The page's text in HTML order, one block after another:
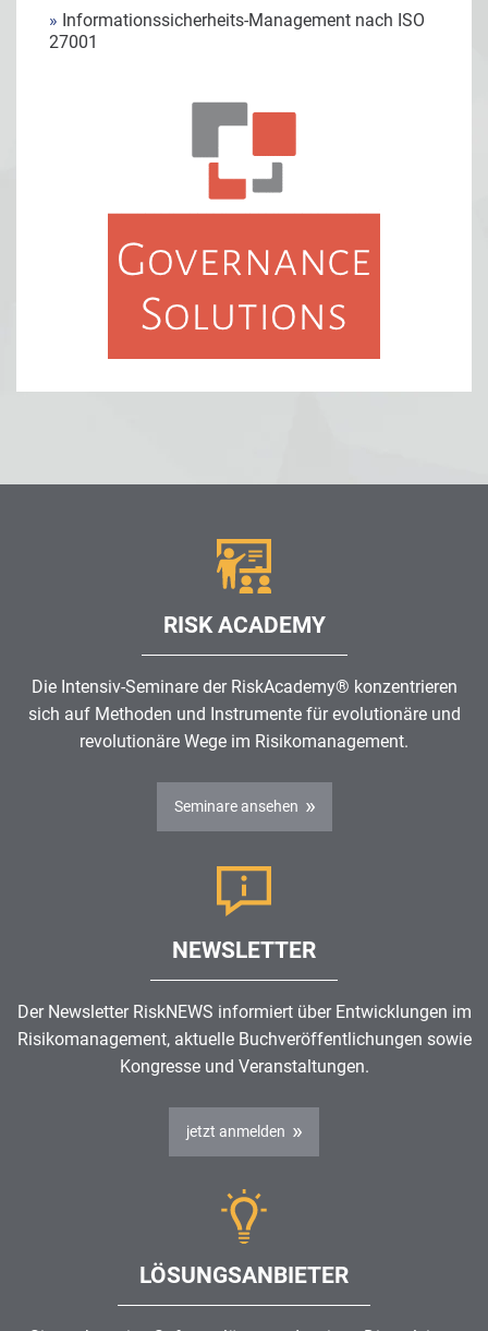
» Informationssicherheits-Management nach ISO
27001
RISK ACADEMY
Die Intensiv-Seminare der RiskAcademy® konzentrieren
sich auf Methoden und Instrumente für evolutionäre und
revolutionäre Wege im Risikomanagement.
Seminare ansehen
NEWSLETTER
Der Newsletter RiskNEWS informiert über Entwicklungen im
Risikomanagement, aktuelle Buchveröffentlichungen sowie
Kongresse und Veranstaltungen.
jetzt anmelden
LÖSUNGSANBIETER